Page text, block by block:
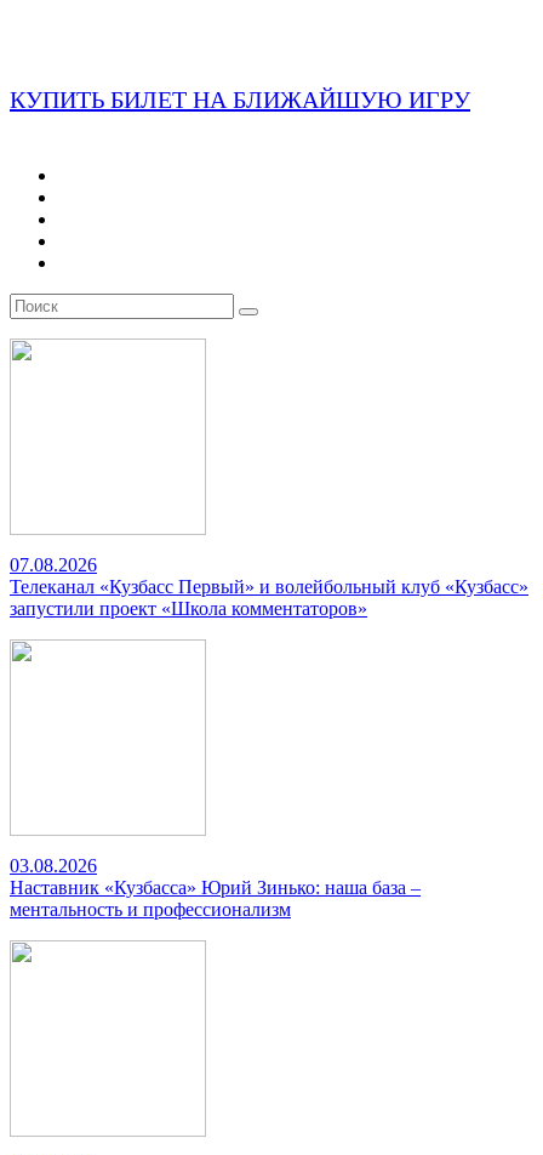
КУПИТЬ БИЛЕТ НА БЛИЖАЙШУЮ ИГРУ
07.08.2026
Телеканал «Кузбасс Первый» и волейбольный клуб «Кузбасс»
запустили проект «Школа комментаторов»
03.08.2026
Наставник «Кузбасса» Юрий Зинько: наша база –
ментальность и профессионализм